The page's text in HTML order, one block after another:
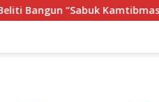
Bersama Masyarakat